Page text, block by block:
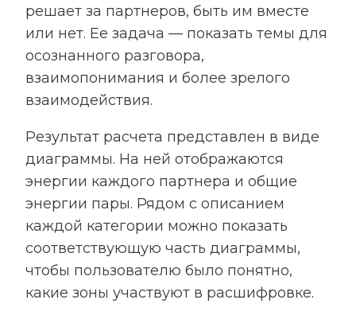
решает за партнеров, быть им вместе
или нет. Ее задача — показать темы для
осознанного разговора,
взаимопонимания и более зрелого
взаимодействия.
Результат расчета представлен в виде
диаграммы. На ней отображаются
энергии каждого партнера и общие
энергии пары. Рядом с описанием
каждой категории можно показать
соответствующую часть диаграммы,
чтобы пользователю было понятно,
какие зоны участвуют в расшифровке.